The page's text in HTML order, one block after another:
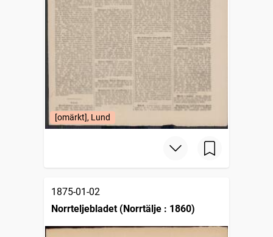
[omärkt], Lund
1875-01-02
Norrteljebladet (Norrtälje : 1860)